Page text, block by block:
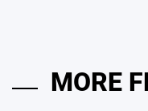
MORE